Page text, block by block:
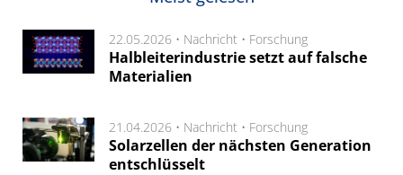
22.05.2026 • Nachricht • Forschung
Halbleiterindustrie setzt auf falsche
Materialien
21.04.2026 • Nachricht • Forschung
Solarzellen der nächsten Generation
entschlüsselt